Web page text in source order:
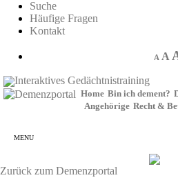
Suche
Häufige Fragen
Kontakt
A A
Interaktives Gedächtnistraining
Home Bin ich dement?
Angehörige Recht &
MENU
Zurück zum Demenzportal